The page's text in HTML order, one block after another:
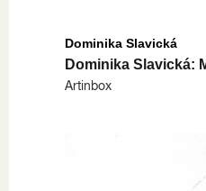
Dominika Slavická
Dominika Slavická:
Artinbox